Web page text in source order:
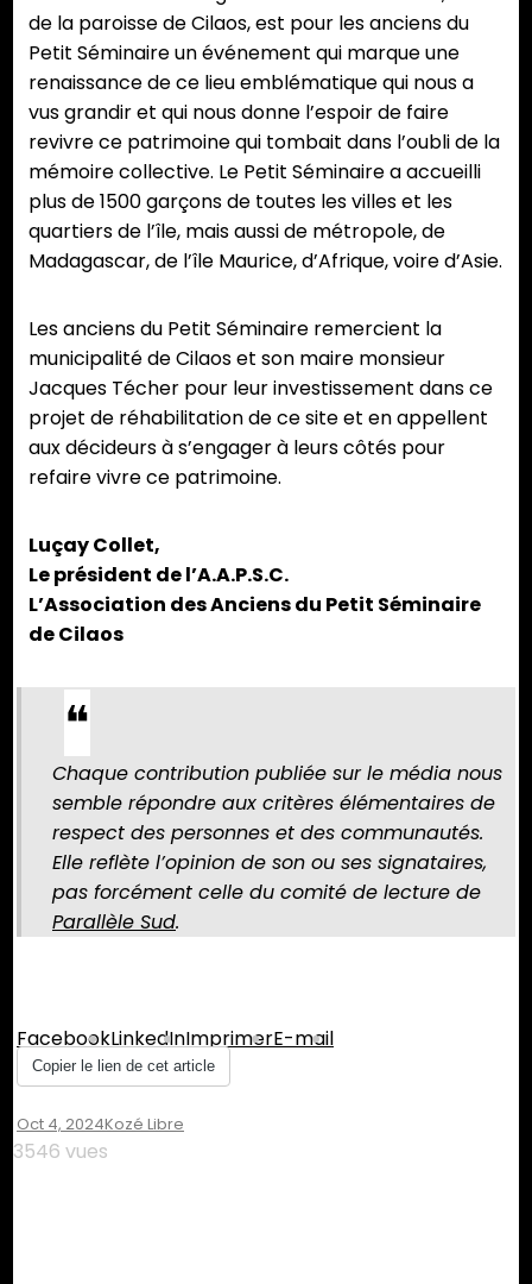
de la paroisse de Cilaos, est pour les anciens du
Petit Séminaire un événement qui marque une
renaissance de ce lieu emblématique qui nous a
vus grandir et qui nous donne l’espoir de faire
revivre ce patrimoine qui tombait dans l’oubli de la
mémoire collective. Le Petit Séminaire a accueilli
plus de 1500 garçons de toutes les villes et les
quartiers de l’île, mais aussi de métropole, de
Madagascar, de l’île Maurice, d’Afrique, voire d’Asie.
Les anciens du Petit Séminaire remercient la
municipalité de Cilaos et son maire monsieur
Jacques Técher pour leur investissement dans ce
projet de réhabilitation de ce site et en appellent
aux décideurs à s’engager à leurs côtés pour
refaire vivre ce patrimoine.
Luçay Collet,
Le président de l’A.A.P.S.C.
L’Association des Anciens du Petit Séminaire
de Cilaos
Chaque contribution publiée sur le média nous
semble répondre aux critères élémentaires de
respect des personnes et des communautés.
Elle reflète l’opinion de son ou ses signataires,
pas forcément celle du comité de lecture de
Parallèle Sud.
FacebookLinkedInImprimerE-mail
Copier le lien de cet article
Oct 4, 2024Kozé Libre
3546 vues